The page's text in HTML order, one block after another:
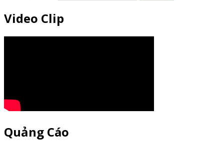
Video Clip
Quảng Cáo